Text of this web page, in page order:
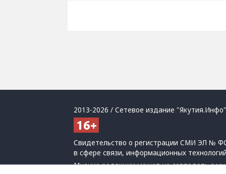
2013-2026 / Сетевое издание
Свидетельство о регистрации СМИ ЭЛ №
в сфере связи, информационных
Мнение редакции может не совпадать с